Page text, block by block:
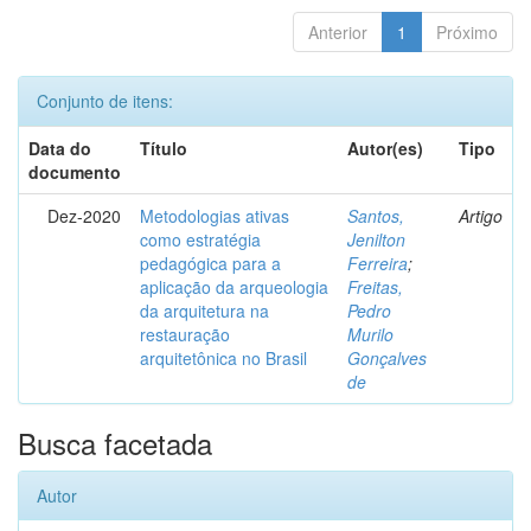
Anterior 1 Próximo
Conjunto de itens:
Data do
documento
Título Autor(es) Tipo
Dez-2020
Metodologias ativas
como estratégia
pedagógica para a
aplicação da arqueologia
da arquitetura na
restauração
arquitetônica no Brasil
Santos,
Jenilton
Ferreira;
Freitas,
Pedro
Murilo
Gonçalves
de
Artigo
Busca facetada
Autor